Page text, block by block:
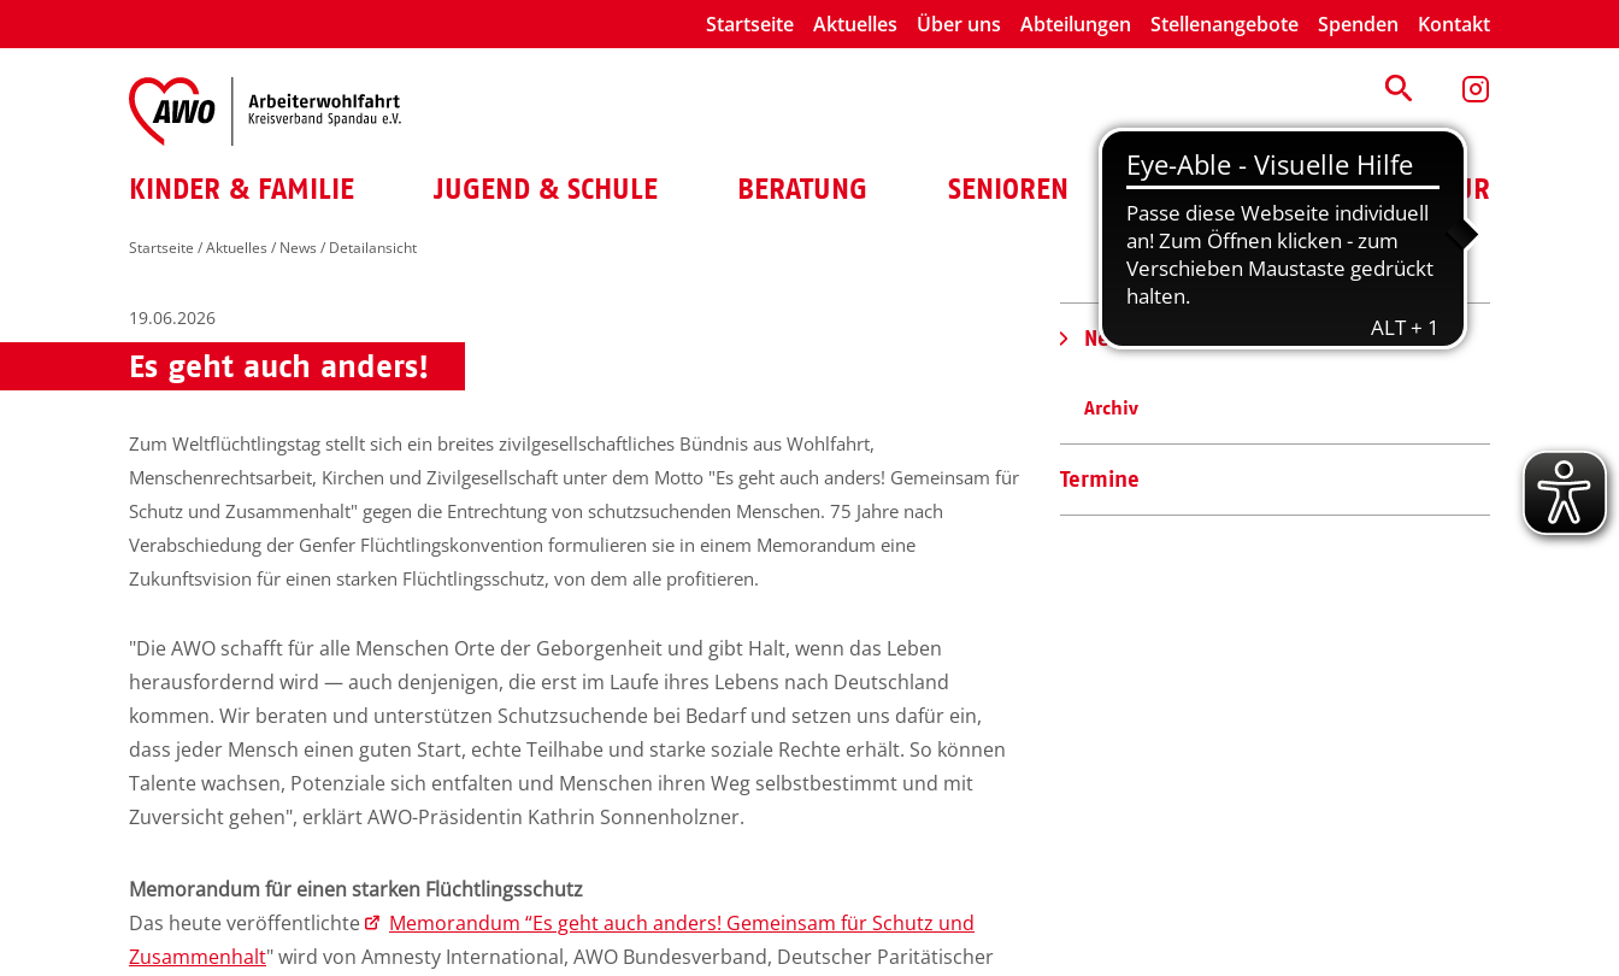
Startseite Aktuelles Über uns Abteilungen Stellenangebote Spenden Kontakt
KINDER & FAMILIE JUGEND & SCHULE BERATUNG SENIOREN ENGAGEMENT KULTUR
Startseite /Aktuelles / News / Detailansicht
19.06.2026
Es geht auch anders!
Zum Weltflüchtlingstag stellt sich ein breites zivilgesellschaftliches Bündnis aus Wohlfahrt,
Menschenrechtsarbeit, Kirchen und Zivilgesellschaft unter dem Motto "Es geht auch anders! Gemeinsam für
Schutz und Zusammenhalt" gegen die Entrechtung von schutzsuchenden Menschen. 75 Jahre nach
Verabschiedung der Genfer Flüchtlingskonvention formulieren sie in einem Memorandum eine
Zukunftsvision für einen starken Flüchtlingsschutz, von dem alle profitieren.
"Die AWO schafft für alle Menschen Orte der Geborgenheit und gibt Halt, wenn das Leben
herausfordernd wird — auch denjenigen, die erst im Laufe ihres Lebens nach Deutschland
kommen. Wir beraten und unterstützen Schutzsuchende bei Bedarf und setzen uns dafür ein,
dass jeder Mensch einen guten Start, echte Teilhabe und starke soziale Rechte erhält. So können
Talente wachsen, Potenziale sich entfalten und Menschen ihren Weg selbstbestimmt und mit
Zuversicht gehen", erklärt AWO-Präsidentin Kathrin Sonnenholzner.
Memorandum für einen starken Flüchtlingsschutz
Das heute veröffentlichte
Memorandum “Es geht auch anders! Gemeinsam für Schutz und
Zusammenhalt" wird von Amnesty International, AWO Bundesverband, Deutscher Paritätischer
News
Archiv
Termine